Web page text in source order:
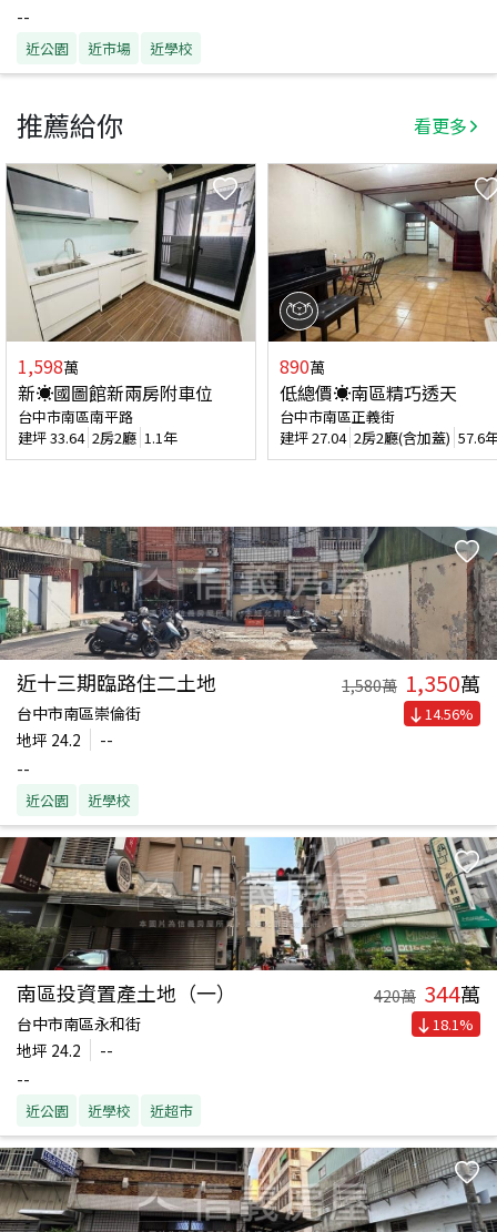
--
近公園 近市場 近學校
推薦給你 看更多
1,598萬
新☀️國圖館新兩房附車位
台中市南區南平路
建坪33.64 2房2廳 1.1年
890萬
低總價☀️南區精巧透天
台中市南區正義街
建坪27.04 2房2廳(含加蓋) 57.6
近十三期臨路住二土地 1,580萬 1,350萬
台中市南區崇倫街
地坪 24.2
--
--
近公園 近學校
14.56%
南區投資置產土地（一） 420萬 344萬
台中市南區永和街
地坪 24.2
--
--
近公園 近學校 近超市
18.1%